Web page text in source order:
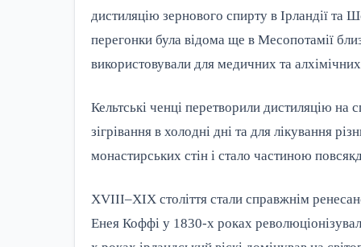
дистиляцію зернового спирту в Ірландії та
перегонки була відома ще в Месопотамії
використовували для медичних та
Кельтські ченці перетворили дистиляцію
зігрівання в холодні дні та для лікування
монастирських стін і стало частиною
XVIII–XIX століття стали справжнім
Енея Коффі у 1830-х роках